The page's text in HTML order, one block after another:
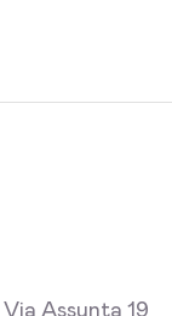
Via Assunta 19